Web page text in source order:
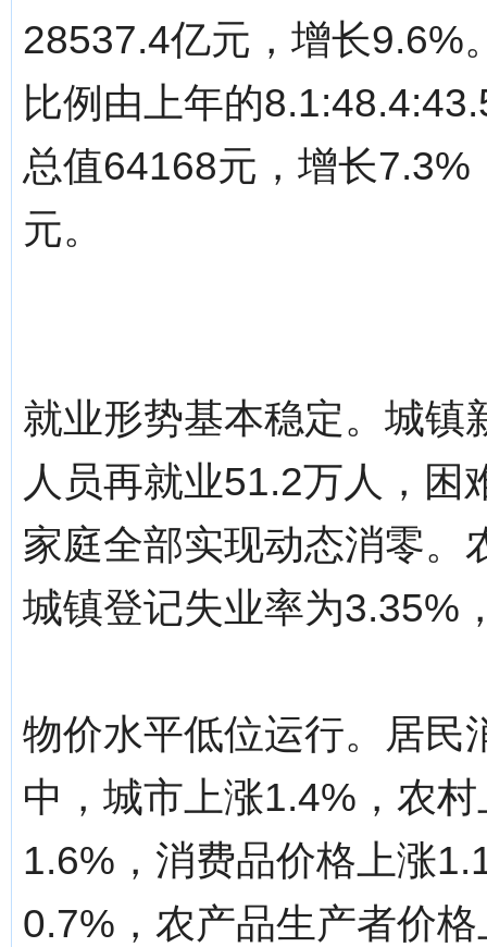
28537.4亿元，增长9.6%
比例由上年的
总值64168元，增长
元。
就业形势基本稳定。城镇
人员再就业51.2万人，
家庭全部实现动态消零。
城镇登记失业率为3.35%
物价水平低位运行。居民
中，城市上涨1.4%，农
1.6%，消费品价格上涨
0.7%，农产品生产者价